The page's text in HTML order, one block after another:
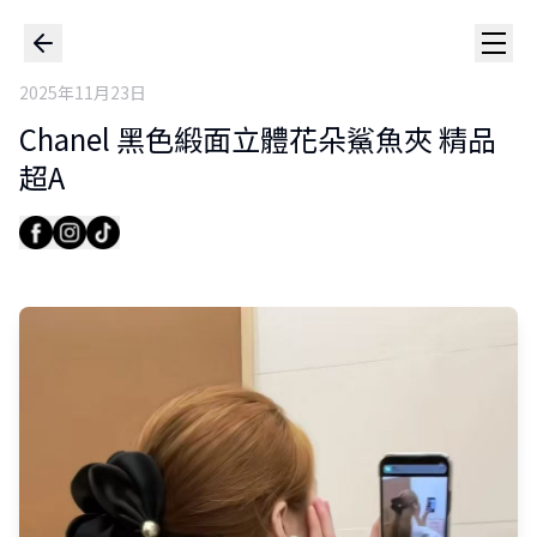
2025年11月23日
Chanel 黑色緞面立體花朵鯊魚夾 精品
超A